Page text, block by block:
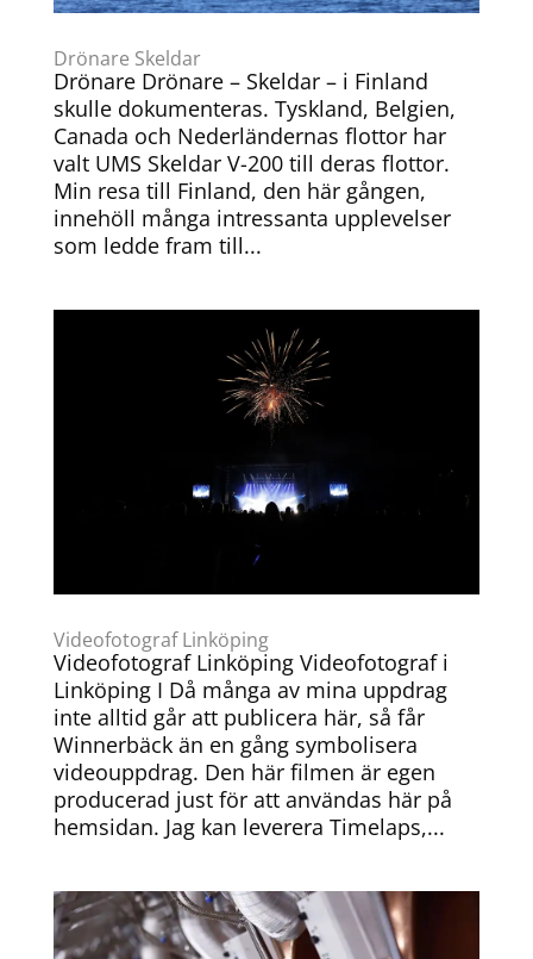
Drönare Skeldar
Drönare Drönare – Skeldar – i Finland
skulle dokumenteras. Tyskland, Belgien,
Canada och Nederländernas flottor har
valt UMS Skeldar V-200 till deras flottor.
Min resa till Finland, den här gången,
innehöll många intressanta upplevelser
som ledde fram till...
Videofotograf Linköping
Videofotograf Linköping Videofotograf i
Linköping I Då många av mina uppdrag
inte alltid går att publicera här, så får
Winnerbäck än en gång symbolisera
videouppdrag. Den här filmen är egen
producerad just för att användas här på
hemsidan. Jag kan leverera Timelaps,...